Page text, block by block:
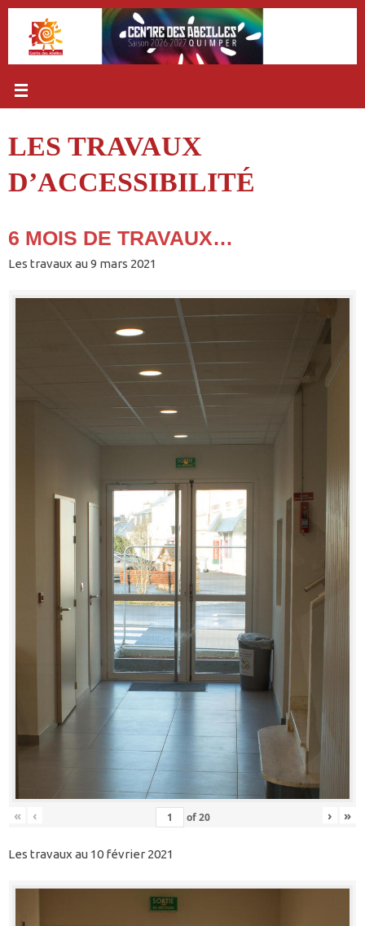
Passer
contenu
LES TRAVAUX
D’ACCESSIBILITÉ
6 MOIS DE TRAVAUX…
Les travaux au 9 mars 2021
« ‹ of20 › »
Les travaux au 10 février 2021